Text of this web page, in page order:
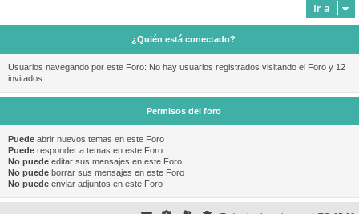
Ir a
¿Quién está conectado?
Usuarios navegando por este Foro: No hay usuarios registrados visitando el Foro y 12
invitados
Permisos del foro
Puede abrir nuevos temas en este Foro
Puede responder a temas en este Foro
No puede editar sus mensajes en este Foro
No puede borrar sus mensajes en este Foro
No puede enviar adjuntos en este Foro